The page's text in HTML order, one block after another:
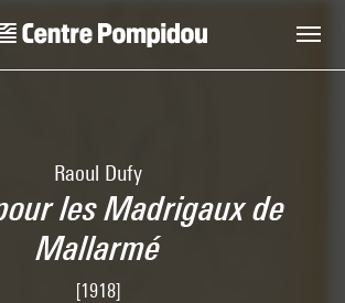
Raoul Dufy
les Madrigaux de
Mallarmé
[1918]